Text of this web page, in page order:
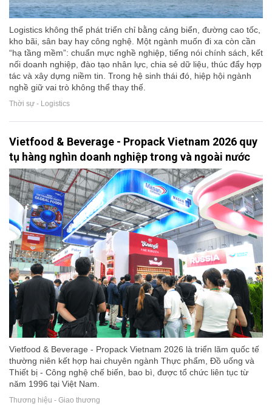
Logistics không thể phát triển chỉ bằng cảng biển, đường cao tốc,
kho bãi, sân bay hay công nghệ. Một ngành muốn đi xa còn cần
“hạ tầng mềm”: chuẩn mực nghề nghiệp, tiếng nói chính sách, kết
nối doanh nghiệp, đào tạo nhân lực, chia sẻ dữ liệu, thúc đẩy hợp
tác và xây dựng niềm tin. Trong hệ sinh thái đó, hiệp hội ngành
nghề giữ vai trò không thể thay thế.
Thời sự - Logistics
Vietfood & Beverage - Propack Vietnam 2026 quy
tụ hàng nghìn doanh nghiệp trong và ngoài nước
Vietfood & Beverage - Propack Vietnam 2026 là triển lãm quốc tế
thường niên kết hợp hai chuyên ngành Thực phẩm, Đồ uống và
Thiết bị - Công nghệ chế biến, bao bì, được tổ chức liên tục từ
năm 1996 tại Việt Nam.
Thương hiệu - Giao thương